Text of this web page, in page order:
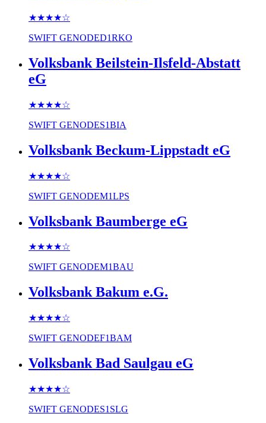
★★★★☆
SWIFT GENODED1RKO
Volksbank Beilstein-Ilsfeld-Abstatt
eG
★★★★☆
SWIFT GENODES1BIA
Volksbank Beckum-Lippstadt eG
★★★★☆
SWIFT GENODEM1LPS
Volksbank Baumberge eG
★★★★☆
SWIFT GENODEM1BAU
Volksbank Bakum e.G.
★★★★☆
SWIFT GENODEF1BAM
Volksbank Bad Saulgau eG
★★★★☆
SWIFT GENODES1SLG